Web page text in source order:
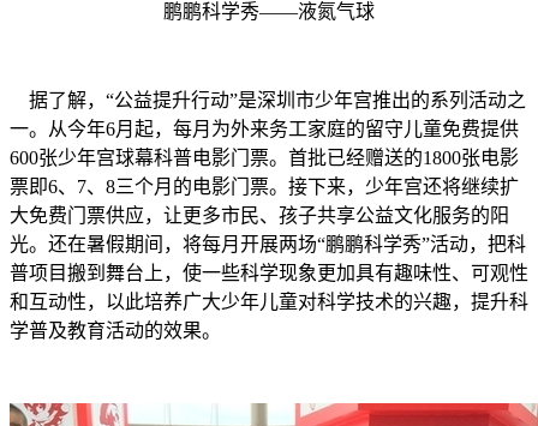
鹏鹏科学秀——液氮气球
据了解，“公益提升行动”是深圳市少年宫推出的系列活动之
一。从今年6月起，每月为外来务工家庭的留守儿童免费提供
600张少年宫球幕科普电影门票。首批已经赠送的1800张电影
票即6、7、8三个月的电影门票。接下来，少年宫还将继续扩
大免费门票供应，让更多市民、孩子共享公益文化服务的阳
光。还在暑假期间，将每月开展两场“鹏鹏科学秀”活动，把科
普项目搬到舞台上，使一些科学现象更加具有趣味性、可观性
和互动性，以此培养广大少年儿童对科学技术的兴趣，提升科
学普及教育活动的效果。